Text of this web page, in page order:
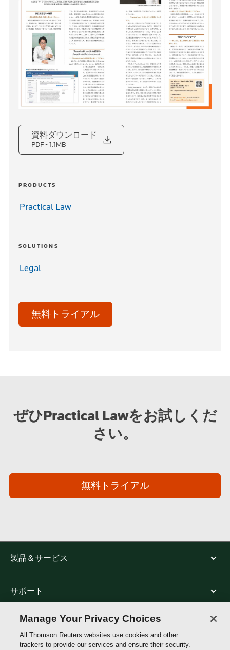
資料ダウンロード
PDF- 1.1MB
PRODUCTS
Practical Law
SOLUTIONS
Legal
無料トライアル
ぜひPractical Lawをお試しくだ
さい。
無料トライアル
製品＆サービス
サポート
トムソン・ロイターについて
Manage Your Privacy Choices
All Thomson Reuters websites use cookies and other
trackers to provide our services and ensure their security.